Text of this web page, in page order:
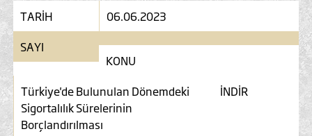
TARİH
06.06.2023
SAYI
KONU
Türkiye'de Bulunulan Dönemdeki
Sigortalılık Sürelerinin
Borçlandırılması
İNDİR